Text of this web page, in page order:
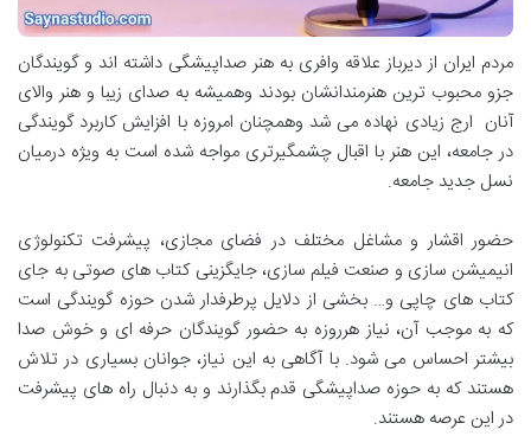
مردم ایران از دیرباز علاقه وافری به هنر صداپیشگی داشته اند و گویندگان
جزو محبوب ترین هنرمندانشان بودند وهمیشه به صدای زیبا و هنر والای
آنان ارج زیادی نهاده می شد وهمچنان امروزه با افزایش کاربرد گویندگی
در جامعه، این هنر با اقبال چشمگیرتری مواجه شده است به ویژه درمیان
نسل جدید جامعه.
حضور اقشار و مشاغل مختلف در فضای مجازی، پیشرفت تکنولوژی
انیمیشن سازی و صنعت فیلم سازی، جایگزینی کتاب های صوتی به جای
کتاب های چاپی و… بخشی از دلایل پرطرفدار شدن حوزه گویندگی است
که به موجب آن، نیاز هرروزه به حضور گویندگان حرفه ای و خوش صدا
بیشتر احساس می شود. با آگاهی به این نیاز، جوانان بسیاری در تلاش
هستند که به حوزه صداپیشگی قدم بگذارند و به دنبال راه های پیشرفت
در این عرصه هستند.